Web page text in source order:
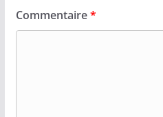
Commentaire*